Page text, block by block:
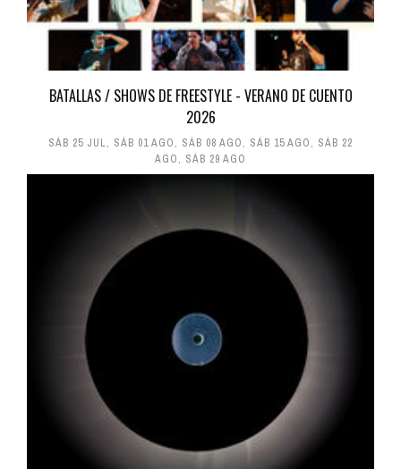
BATALLAS / SHOWS DE FREESTYLE - VERANO DE CUENTO
2026
SÁB 25 JUL, SÁB 01 AGO, SÁB 08 AGO, SÁB 15 AGO, SÁB 22
AGO, SÁB 29 AGO